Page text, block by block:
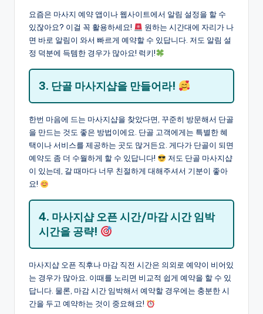
요즘은 마사지 예약 앱이나 웹사이트에서 알림 설정을 할 수
있잖아요? 이걸 꼭 활용하세요!
원하는 시간대에 자리가 나
면 바로 알림이 와서 빠르게 예약할 수 있답니다. 저도 알림 설
정 덕분에 득템한 경우가 많아요! 럭키!
3. 단골 마사지샵을 만들어라!
한번 마음에 드는 마사지샵을 찾았다면, 꾸준히 방문해서 단골
을 만드는 것도 좋은 방법이에요. 단골 고객에게는 특별한 혜
택이나 서비스를 제공하는 곳도 많거든요. 게다가 단골이 되면
예약도 좀 더 수월하게 할 수 있답니다!
저도 단골 마사지샵
이 있는데, 갈 때마다 너무 친절하게 대해주셔서 기분이 좋아
요!
4. 마사지샵 오픈 시간/마감 시간 임박
시간을 공략!
마사지샵 오픈 직후나 마감 직전 시간은 의외로 예약이 비어있
는 경우가 많아요. 이때를 노리면 비교적 쉽게 예약을 할 수 있
답니다. 물론, 마감 시간 임박해서 예약할 경우에는 충분한 시
간을 두고 예약하는 것이 중요해요!